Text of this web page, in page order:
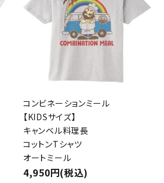
コンビネーションミール
【KIDSサイズ】
キャンベル料理長
コットンTシャツ
オートミール
4,950円(税込)